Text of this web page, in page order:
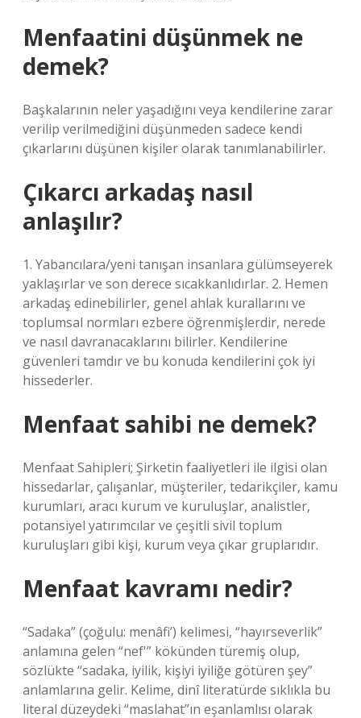
Menfaatini düşünmek ne
demek?
Başkalarının neler yaşadığını veya kendilerine zarar
verilip verilmediğini düşünmeden sadece kendi
çıkarlarını düşünen kişiler olarak tanımlanabilirler.
Çıkarcı arkadaş nasıl
anlaşılır?
1. Yabancılara/yeni tanışan insanlara gülümseyerek
yaklaşırlar ve son derece sıcakkanlıdırlar. 2. Hemen
arkadaş edinebilirler, genel ahlak kurallarını ve
toplumsal normları ezbere öğrenmişlerdir, nerede
ve nasıl davranacaklarını bilirler. Kendilerine
güvenleri tamdır ve bu konuda kendilerini çok iyi
hissederler.
Menfaat sahibi ne demek?
Menfaat Sahipleri; Şirketin faaliyetleri ile ilgisi olan
hissedarlar, çalışanlar, müşteriler, tedarikçiler, kamu
kurumları, aracı kurum ve kuruluşlar, analistler,
potansiyel yatırımcılar ve çeşitli sivil toplum
kuruluşları gibi kişi, kurum veya çıkar gruplarıdır.
Menfaat kavramı nedir?
“Sadaka” (çoğulu: menâfi’) kelimesi, “hayırseverlik”
anlamına gelen “nef'” kökünden türemiş olup,
sözlükte “sadaka, iyilik, kişiyi iyiliğe götüren şey”
anlamlarına gelir. Kelime, dinî literatürde sıklıkla bu
literal düzeydeki “maslahat”ın eşanlamlısı olarak